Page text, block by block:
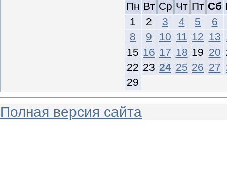
Пн Вт Ср Чт Пт Сб
1
2 3 4 5
6
8
9 10 11 12 13
15 16 17 18 19 20
22 23 24 25 26 27
29
Полная версия сайта